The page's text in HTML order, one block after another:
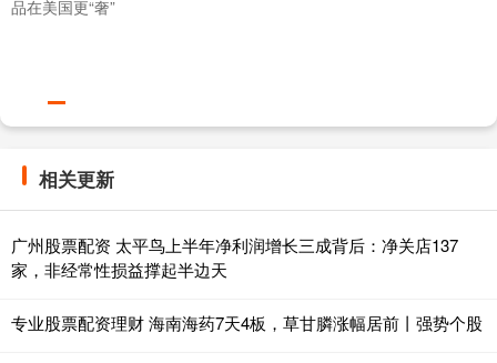
品在美国更“奢”
相关更新
广州股票配资 太平鸟上半年净利润增长三成背后：净关店137
家，非经常性损益撑起半边天
专业股票配资理财 海南海药7天4板，草甘膦涨幅居前丨强势个股